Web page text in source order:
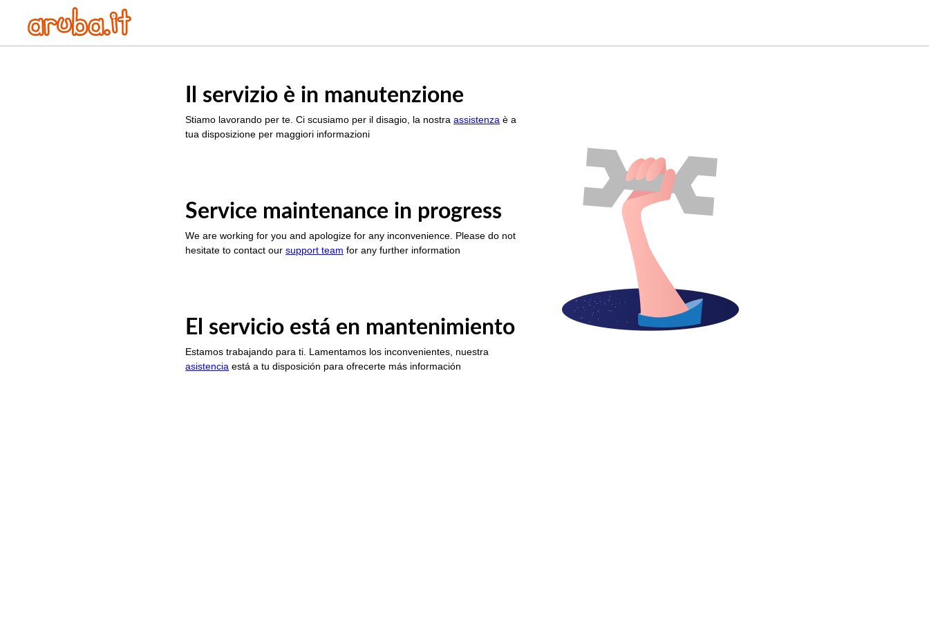
Il servizio è in manutenzione
Stiamo lavorando per te. Ci scusiamo per il disagio, la nostraassistenza è a
tua disposizione per maggiori informazioni
Service maintenance in progress
We are working for you and apologize for any inconvenience. Please do not
hesitate to contact oursupport team for any further information
El servicio está en mantenimiento
Estamos trabajando para ti. Lamentamos los inconvenientes, nuestra
asistencia está a tu disposición para ofrecerte más información